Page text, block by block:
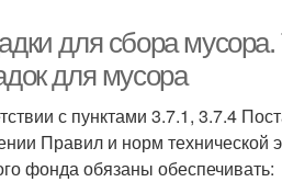
для сбора
для мусора
с пунктами 3.7.1, 3.7.4
Правил и норм
фонда обязаны обеспечивать: